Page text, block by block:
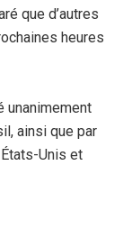
que d’autres
heures
unanimement
ainsi que par
Unis et